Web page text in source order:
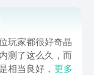
玩家都很好奇晶
测了这么久，而
相当良好，不少
更多